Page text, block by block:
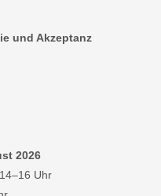
und Akzeptanz
2026
Uhr